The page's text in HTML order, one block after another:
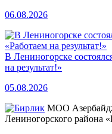
06.08.2026
В Лениногорске
на результат!»
05.08.2026
МОО
Лениногорского района